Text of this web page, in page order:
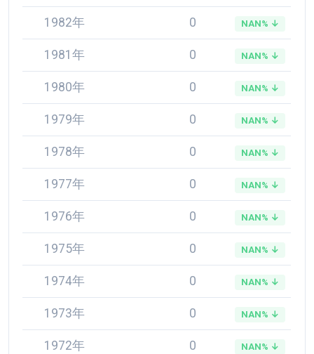
1982年 0 NAN% ↓
1981年 0 NAN% ↓
1980年 0 NAN% ↓
1979年 0 NAN% ↓
1978年 0 NAN% ↓
1977年 0 NAN% ↓
1976年 0 NAN% ↓
1975年 0 NAN% ↓
1974年 0 NAN% ↓
1973年 0 NAN% ↓
1972年 0 NAN% ↓